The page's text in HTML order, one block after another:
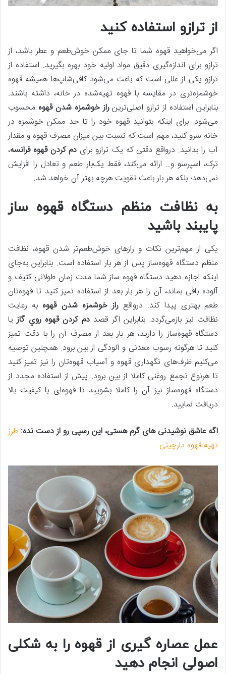
از ترازو استفاده کنید
اگر می‌خواهید قهوه شما تا جای ممکن خوش‌طعم و عطر باشد، از
ترازو برای اندازه‌گیری دقیق مواد اولیه خود بهره بگیرید. استفاده از
ترازو یکی از عللی است که باعث می‌شود کافی‌شاپ‌ها همیشه قهوه
خوشمزه‌تری در مقایسه با قهوه تهیه‌شده در خانه، داشته باشند.
بنابراین استفاده از ترازو اصلی‌ترینراز خوشمزه شدن قهوه محسوب
می‌شود. برای اینکه بتوانید قهوه خود را تا حد ممکن خوشمزه در
خانه سرو کنید، مهم است که نسبت بین میزان مصرف قهوه و مقدار
آب را بدانید. درواقع دقتی که یک ترازو برای دم كردن قهوه فرانسه،
ترک، اسپرسو و… ارائه می‌کند، فقط یک‌بار طعم و تعادل را افزایش
نمی‌دهد؛ بلکه هر بار باعث تقویت هرچه بهتر آن خواهد شد.
به نظافت منظم دستگاه قهوه ساز
پایبند باشید
یکی از مهم‌ترین نکات و رازهای خوش‌طعم‌تر شدن قهوه، نظافت
منظم دستگاه قهوه‌ساز پس‌ از هر بار استفاده است. بنابراین به‌جای
اینکه اجازه دهید دستگاه قهوه ساز شما مدت زمان طولانی کثیف و
آلوده باقی بماند، آن را هر بار بعد از استفاده تمیز کنید تا قهوه‌تان
طعم بهتری پیدا کند. درواقع راز خوشمزه شدن قهوه به رعایت
نظافت نیز بازمی‌گردد. بنابراین اگر قصددم كردن قهوه روي گازیا
دستگاه قهوه‌ساز را دارید، هر بار بعد از مصرف آن را با دقت تمیز
کنید تا هرگونه رسوب معدنی و آلودگی از بین برود. همچنین توصیه
می‌کنیم ظرف‌های نگهداری قهوه و آسیاب قهوه‌تان را نیز تمیز کنید
تا هرنوع تجمع روغنی کاملا از بین برود. پیش‌ از استفاده مجدد از
دستگاه قهوه‌ساز نیز آن را کاملا بشویید تا قهوه‌ای با کیفیت بالا
دریافت نمایید.
اگه عاشق نوشیدنی های گرم هستی، این رسپی رو از دست نده: طرز
تهیه قهوه دارچینی
عمل عصاره گیری از قهوه را به شکلی
اصولی انجام دهید